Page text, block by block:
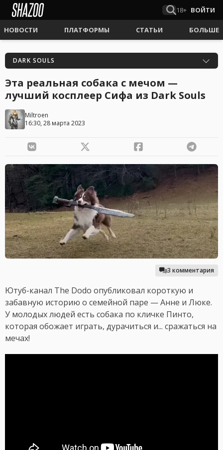
18+ ВОЙТИ
НОВОСТИ ПЛАТФОРМЫ СТАТЬИ БОЛЬШЕ
DARK SOULS
Эта реальная собака с мечом —
лучший косплеер Сифа из Dark Souls
Miltroen
16:30, 28 марта 2023
3 комментария
Ютуб-канал The Dodo опубликовал короткую и
забавную историю о семейной паре — Анне и Люке.
У молодых людей есть собака по кличке Пинто,
которая обожает играть, дурачиться и... сражаться на
мечах!